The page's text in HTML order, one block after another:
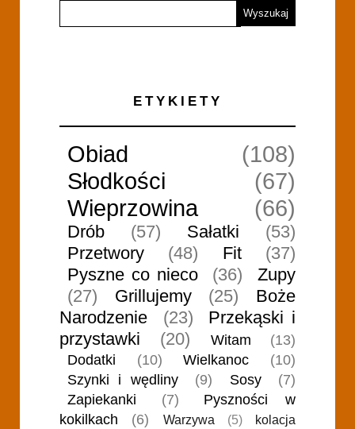
ETYKIETY
Obiad
(108)
Słodkości
(67)
Wieprzowina
(66)
Drób (57) Sałatki
(53)
Przetwory
(48) Fit
(37)
Pyszne co nieco
(36)
Zupy
(27)
Grillujemy (25)
Boże
Narodzenie
(23)
Przekąski i
przystawki
(20) Witam
(13)
Dodatki
(10) Wielkanoc
(10)
Szynki i wędliny
(9) Sosy
(7)
Zapiekanki
(7)
Pyszności w
kokilkach
(6) Warzywa (5)
kolacja